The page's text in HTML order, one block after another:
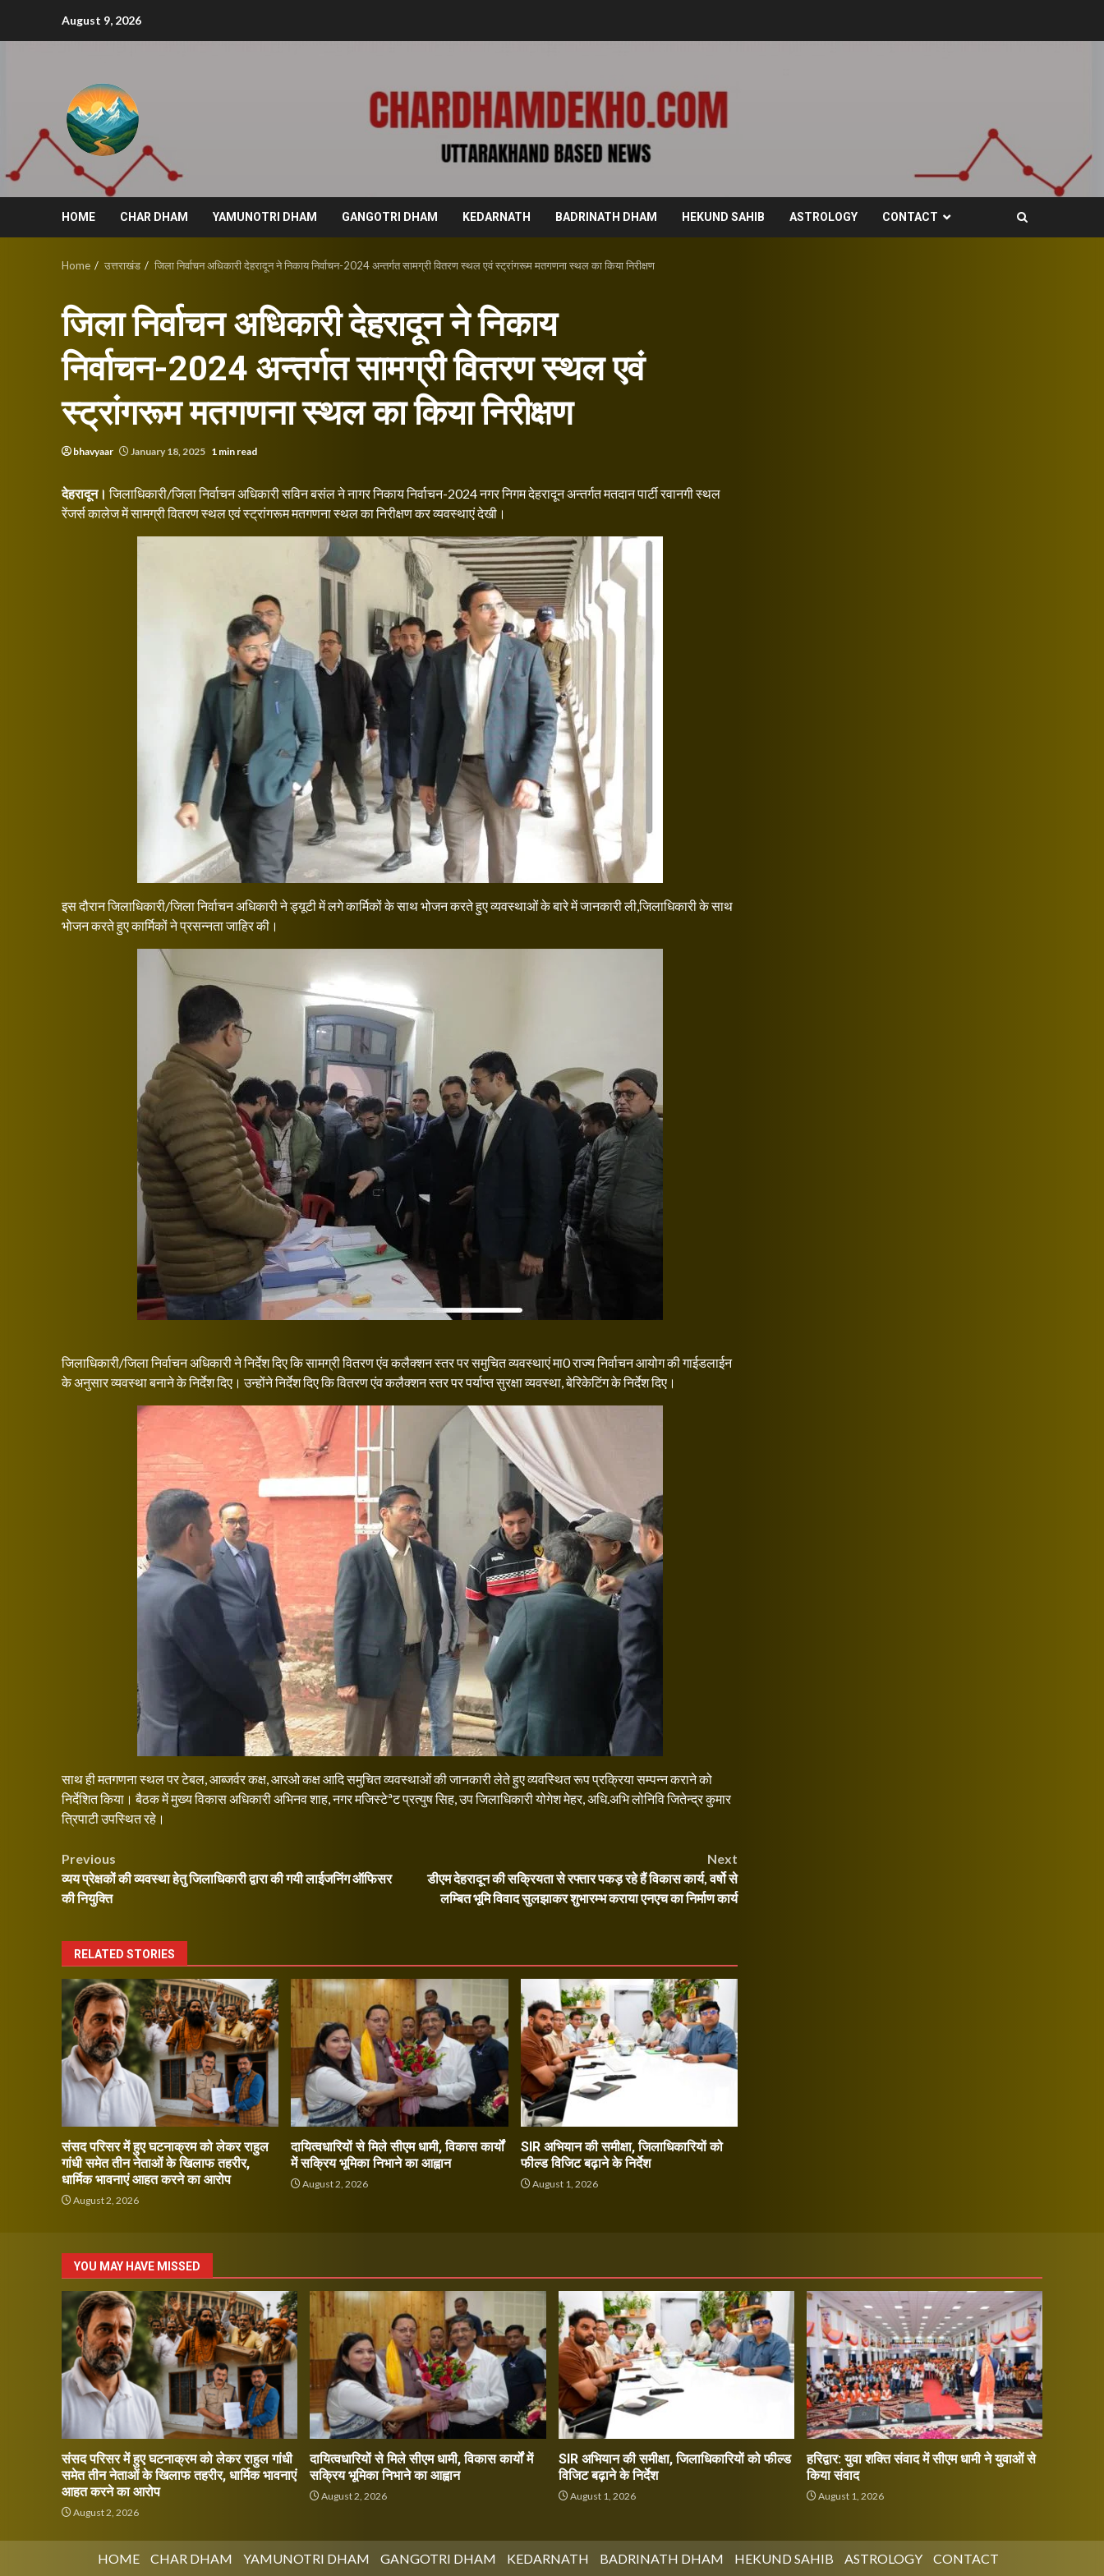
August 9, 2026
HOME CHAR DHAM YAMUNOTRI DHAM GANGOTRI DHAM KEDARNATH BADRINATH DHAM HEKUND SAHIB ASTROLOGY CONTACT
Home उत्तराखंड जिला निर्वाचन अधिकारी देहरादून ने निकाय निर्वाचन-2024 अन्तर्गत सामग्री वितरण स्थल एवं स्ट्रांगरूम मतगणना स्थल का किया निरीक्षण
जिला निर्वाचन अधिकारी देहरादून ने निकाय
निर्वाचन-2024 अन्तर्गत सामग्री वितरण स्थल एवं
स्ट्रांगरूम मतगणना स्थल का किया निरीक्षण
bhavyaar January 18, 2025 1 min read
देहरादून। जिलाधिकारी/जिला निर्वाचन अधिकारी सविन बसंल ने नागर निकाय निर्वाचन-2024 नगर निगम देहरादून अन्तर्गत मतदान पार्टी रवानगी स्थल
रेंजर्स कालेज में सामग्री वितरण स्थल एवं स्ट्रांगरूम मतगणना स्थल का निरीक्षण कर व्यवस्थाएं देखी।
इस दौरान जिलाधिकारी/जिला निर्वाचन अधिकारी ने ड्यूटी में लगे कार्मिकों के साथ भोजन करते हुए व्यवस्थाओं के बारे में जानकारी ली,जिलाधिकारी के साथ
भोजन करते हुए कार्मिकों ने प्रसन्नता जाहिर की।
जिलाधिकारी/जिला निर्वाचन अधिकारी ने निर्देश दिए कि सामग्री वितरण एंव कलैक्शन स्तर पर समुचित व्यवस्थाएं मा0 राज्य निर्वाचन आयोग की गाईडलाईन
के अनुसार व्यवस्था बनाने के निर्देश दिए। उन्होंने निर्देश दिए कि वितरण एंव कलैक्शन स्तर पर पर्याप्त सुरक्षा व्यवस्था, बेरिकेटिंग के निर्देश दिए।
साथ ही मतगणना स्थल पर टेबल, आब्जर्वर कक्ष, आरओ कक्ष आदि समुचित व्यवस्थाओं की जानकारी लेते हुए व्यवस्थित रूप प्रक्रिया सम्पन्न कराने को
निर्देशित किया। बैठक में मुख्य विकास अधिकारी अभिनव शाह, नगर मजिस्टेªट प्रत्युष सिह, उप जिलाधिकारी योगेश मेहर, अधि.अभि लोनिवि जितेन्द्र कुमार
त्रिपाटी उपस्थित रहे।
Post
navigation
Previous
व्यय प्रेक्षकों की व्यवस्था हेतु जिलाधिकारी द्वारा की गयी लाईजनिंग ऑफिसर
की नियुक्ति
Next
डीएम देहरादून की सक्रियता से रफ्तार पकड़ रहे हैं विकास कार्य, वर्षो से
लम्बित भूमि विवाद सुलझाकर शुभारम्भ कराया एनएच का निर्माण कार्य
RELATED STORIES
संसद परिसर में हुए घटनाक्रम को लेकर राहुल
गांधी समेत तीन नेताओं के खिलाफ तहरीर,
धार्मिक भावनाएं आहत करने का आरोप
August 2, 2026
दायित्वधारियों से मिले सीएम धामी, विकास कार्यों
में सक्रिय भूमिका निभाने का आह्वान
August 2, 2026
SIR अभियान की समीक्षा, जिलाधिकारियों को
फील्ड विजिट बढ़ाने के निर्देश
August 1, 2026
YOU MAY HAVE MISSED
संसद परिसर में हुए घटनाक्रम को लेकर राहुल गांधी
समेत तीन नेताओं के खिलाफ तहरीर, धार्मिक भावनाएं
आहत करने का आरोप
August 2, 2026
दायित्वधारियों से मिले सीएम धामी, विकास कार्यों में
सक्रिय भूमिका निभाने का आह्वान
August 2, 2026
SIR अभियान की समीक्षा, जिलाधिकारियों को फील्ड
विजिट बढ़ाने के निर्देश
August 1, 2026
हरिद्वार: युवा शक्ति संवाद में सीएम धामी ने युवाओं से
किया संवाद
August 1, 2026
HOME CHAR DHAM YAMUNOTRI DHAM GANGOTRI DHAM KEDARNATH BADRINATH DHAM HEKUND SAHIB ASTROLOGY CONTACT